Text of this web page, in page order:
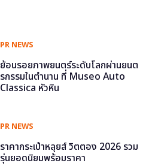
PR NEWS
ย้อนรอยภาพยนตร์ระดับโลกผ่านยนต
รกรรมในตำนาน ที่ Museo Auto
Classica หัวหิน
PR NEWS
ราคากระเป๋าหลุยส์ วิตตอง 2026 รวม
รุ่นยอดนิยมพร้อมราคา